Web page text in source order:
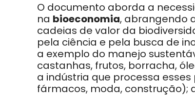
O documento aborda a
na bioeconomia, abrangendo
cadeias de valor da
pela ciência e pela busca de
a exemplo do manejo
castanhas, frutos, borracha,
a indústria que processa
fármacos, moda, construção);